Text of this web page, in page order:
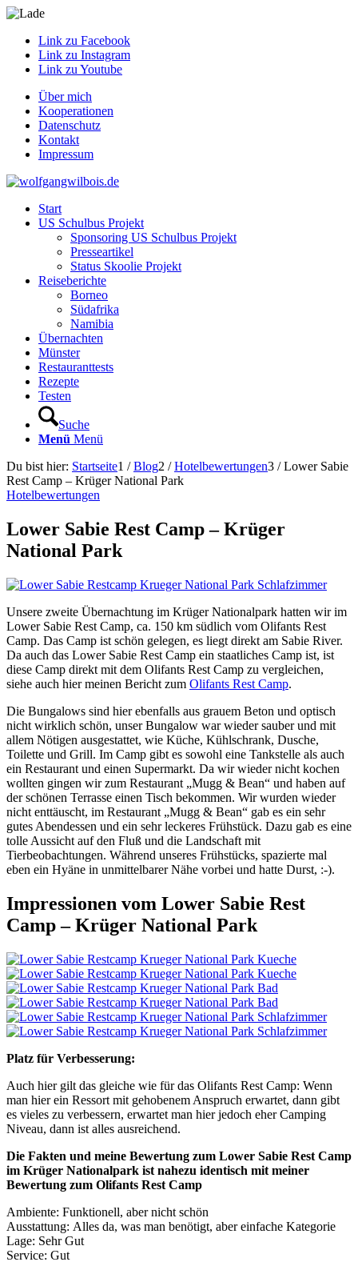
Link zu Facebook
Link zu Instagram
Link zu Youtube
Über mich
Kooperationen
Datenschutz
Kontakt
Impressum
Start
US Schulbus Projekt
Sponsoring US Schulbus Projekt
Presseartikel
Status Skoolie Projekt
Reiseberichte
Borneo
Südafrika
Namibia
Übernachten
Münster
Restauranttests
Rezepte
Testen
Suche
Menü Menü
Du bist hier: Startseite1 / Blog2 / Hotelbewertungen3 / Lower Sabie
Rest Camp – Krüger National Park
Hotelbewertungen
Lower Sabie Rest Camp – Krüger
National Park
Unsere zweite Übernachtung im Krüger Nationalpark hatten wir im
Lower Sabie Rest Camp, ca. 150 km südlich vom Olifants Rest
Camp. Das Camp ist schön gelegen, es liegt direkt am Sabie River.
Da auch das Lower Sabie Rest Camp ein staatliches Camp ist, ist
diese Camp direkt mit dem Olifants Rest Camp zu vergleichen,
siehe auch hier meinen Bericht zum Olifants Rest Camp.
Die Bungalows sind hier ebenfalls aus grauem Beton und optisch
nicht wirklich schön, unser Bungalow war wieder sauber und mit
allem Nötigen ausgestattet, wie Küche, Kühlschrank, Dusche,
Toilette und Grill. Im Camp gibt es sowohl eine Tankstelle als auch
ein Restaurant und einen Supermarkt. Da wir wieder nicht kochen
wollten gingen wir zum Restaurant „Mugg & Bean“ und haben auf
der schönen Terrasse einen Tisch bekommen. Wir wurden wieder
nicht enttäuscht, im Restaurant „Mugg & Bean“ gab es ein sehr
gutes Abendessen und ein sehr leckeres Frühstück. Dazu gab es eine
tolle Aussicht auf den Fluß und die Landschaft mit
Tierbeobachtungen. Während unseres Frühstücks, spazierte mal
eben ein Hyäne in unmittelbarer Nähe vorbei und hatte Durst, :-).
Impressionen vom Lower Sabie Rest
Camp – Krüger National Park
Platz für Verbesserung:
Auch hier gilt das gleiche wie für das Olifants Rest Camp: Wenn
man hier ein Ressort mit gehobenem Anspruch erwartet, dann gibt
es vieles zu verbessern, erwartet man hier jedoch eher Camping
Niveau, dann ist alles ausreichend.
Die Fakten und meine Bewertung zum Lower Sabie Rest Camp
im Krüger Nationalpark ist nahezu identisch mit meiner
Bewertung zum Olifants Rest Camp
Ambiente: Funktionell, aber nicht schön
Ausstattung: Alles da, was man benötigt, aber einfache Kategorie
Lage: Sehr Gut
Service: Gut